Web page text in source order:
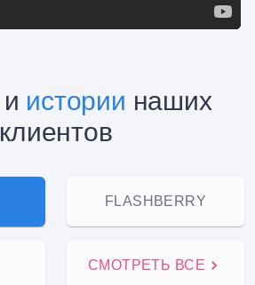
и истории наших
клиентов
FLASHBERRY
СМОТРЕТЬ ВСЕ